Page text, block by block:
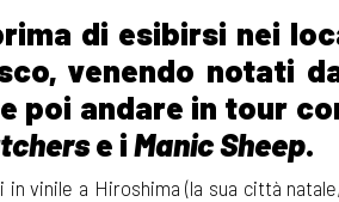
di esibirsi nei
venendo notati
poi andare in tour
e iManic Sheep.
vinile a Hiroshima (la sua città